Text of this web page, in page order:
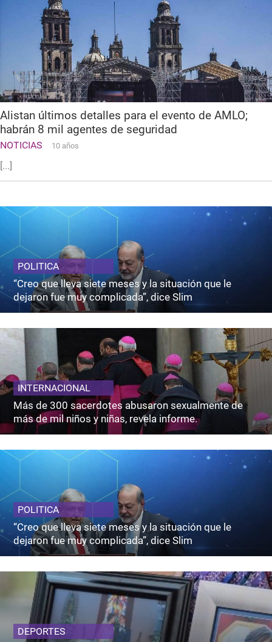
Alistan últimos detalles para el evento de AMLO;
habrán 8 mil agentes de seguridad
NOTICIAS 10 años
[...]
POLITICA
“Creo que lleva siete meses y la situación que le
dejaron fue muy complicada”, dice Slim
INTERNACIONAL
Más de 300 sacerdotes abusaron sexualmente de
más de mil niños y niñas, revela informe.
POLITICA
“Creo que lleva siete meses y la situación que le
dejaron fue muy complicada”, dice Slim
DEPORTES